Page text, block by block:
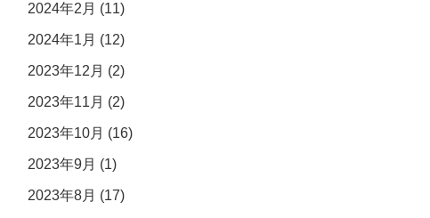
2024年2月 (11)
2024年1月 (12)
2023年12月 (2)
2023年11月 (2)
2023年10月 (16)
2023年9月 (1)
2023年8月 (17)